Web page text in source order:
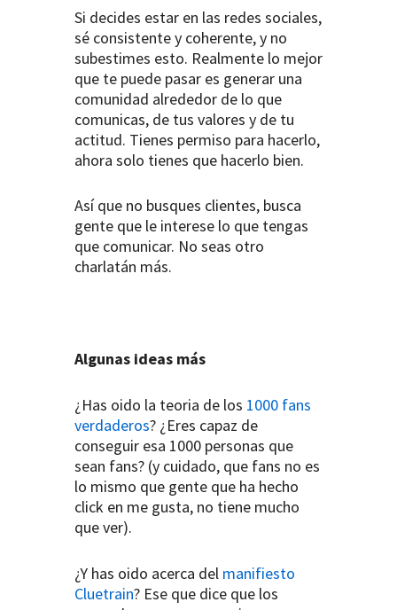
Si decides estar en las redes sociales,
sé consistente y coherente, y no
subestimes esto. Realmente lo mejor
que te puede pasar es generar una
comunidad alrededor de lo que
comunicas, de tus valores y de tu
actitud. Tienes permiso para hacerlo,
ahora solo tienes que hacerlo bien.
Así que no busques clientes, busca
gente que le interese lo que tengas
que comunicar. No seas otro
charlatán más.
Algunas ideas más
¿Has oido la teoria de los 1000 fans
verdaderos? ¿Eres capaz de
conseguir esa 1000 personas que
sean fans? (y cuidado, que fans no es
lo mismo que gente que ha hecho
click en me gusta, no tiene mucho
que ver).
¿Y has oido acerca del manifiesto
Cluetrain? Ese que dice que los